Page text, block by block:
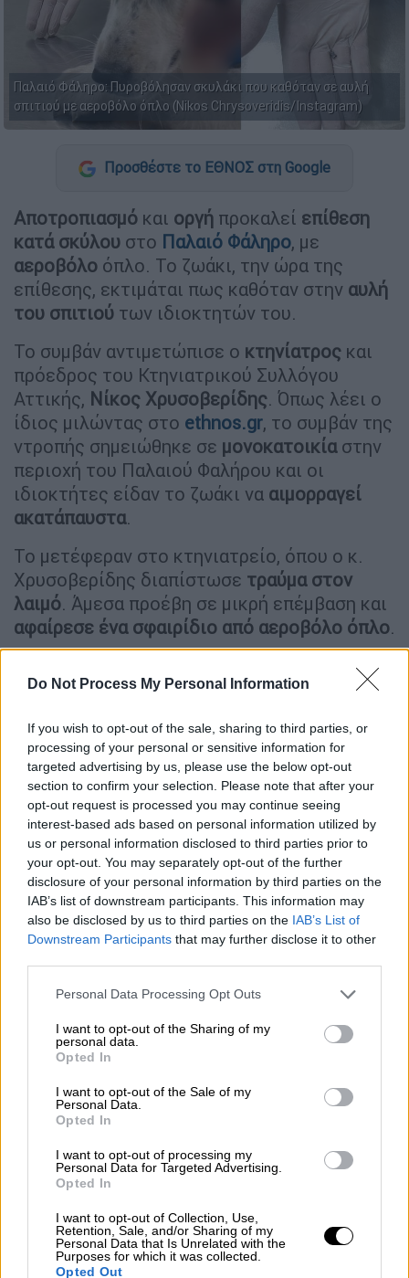
Do Not Process My Personal Information
If you wish to opt-out of the sale, sharing to third parties, or
processing of your personal or sensitive information for
targeted advertising by us, please use the below opt-out
section to confirm your selection. Please note that after your
opt-out request is processed you may continue seeing
interest-based ads based on personal information utilized by
us or personal information disclosed to third parties prior to
your opt-out. You may separately opt-out of the further
disclosure of your personal information by third parties on the
IAB’s list of downstream participants. This information may
also be disclosed by us to third parties on the IAB’s List of
Downstream Participants that may further disclose it to other
Please note that this website/app uses one or more Google
not limited to your visit or usage behaviour. You may click to
grant or deny consent to Google and its third-party tags to
use your data for below specified purposes in below Google
consent section.
Personal Data Processing Opt Outs
I want to opt-out of the Sharing of my
personal data.
Opted In
I want to opt-out of the Sale of my
Personal Data.
Opted In
I want to opt-out of processing my
Personal Data for Targeted Advertising.
Opted In
I want to opt-out of Collection, Use,
Retention, Sale, and/or Sharing of my
Personal Data that Is Unrelated with the
Purposes for which it was collected.
Opted Out
Παλαιό Φάληρο: Πυροβόλησαν σκυλάκι που καθόταν σε αυλή
σπιτιού με αεροβόλο όπλο (Nikos Chrysoveridis/Instagram)
Προσθέστε το ΕΘΝΟΣ στη Google
Αποτροπιασμό και οργή προκαλεί επίθεση
κατά σκύλου στο Παλαιό Φάληρο, με
αεροβόλο όπλο. Το ζωάκι, την ώρα της
επίθεσης, εκτιμάται πως καθόταν στην αυλή
του σπιτιού των ιδιοκτητών του.
Το συμβάν αντιμετώπισε ο κτηνίατρος και
πρόεδρος του Κτηνιατρικού Συλλόγου
Αττικής, Νίκος Χρυσοβερίδης. Όπως λέει ο
ίδιος μιλώντας στο ethnos.gr, το συμβάν της
ντροπής σημειώθηκε σε μονοκατοικίαστην
περιοχή του Παλαιού Φαλήρου και οι
ιδιοκτήτες είδαν το ζωάκι να αιμορραγεί
ακατάπαυστα.
Το μετέφεραν στο κτηνιατρείο, όπου ο κ.
Χρυσοβερίδης διαπίστωσε τραύμα στον
λαιμό. Άμεσα προέβη σε μικρή επέμβαση και
αφαίρεσε ένα σφαιρίδιο από αεροβόλο όπλο.
Όπως λέει ο ίδιος, είναι «απίστευτο» πως
στο Παλαιό Φάληρο συνέβη κάτι τέτοιο και
ηρεμία και δεν υπάρχουν συνήθως τέτοια
περιστατικά. Για το συμβάν ενημερώθηκαν
και οιαστυνομικές Αρχές, οι οποίες
έσπευσαν στην περιοχή και συνέλεξαν
μαρτυρίες και άλλες πληροφορίες που
μπορεί να ρίξουν «φως» στην έρευνά τους.
Επίσης, ο κ. Χρυσοβερίδης είναι και
πρόεδρος του δημοτικού συμβουλίου της
περιοχής και δηλώνει πως θα «φροντίσει»
το ζήτημα να συζητηθεί και να εξεταστεί
όπως αρμόζει.
Το σκυλάκι είναικαλά στην υγεία τουκαι
έχει πολύ καλή ανταπόκριση στη θεραπεία.